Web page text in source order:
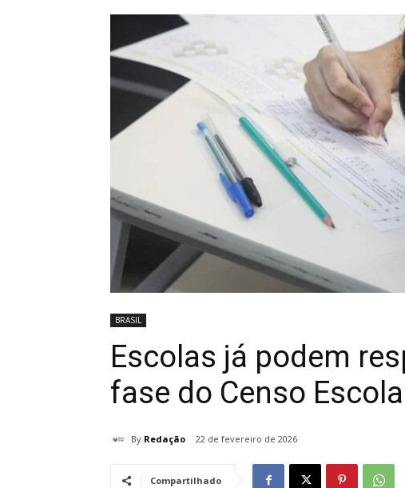
BRASIL
Escolas já podem
fase do Censo
By Redação 22 de fevereiro de 2026
Compartilhado